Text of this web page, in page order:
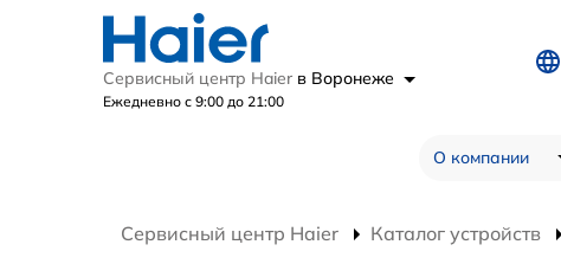
Сервисный центр Haier в Воронеже
Ежедневно с 9:00 до 21:00
О компании
Сервисный центр Haier Каталог устройств